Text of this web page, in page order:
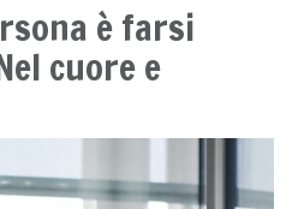
è farsi
cuore e